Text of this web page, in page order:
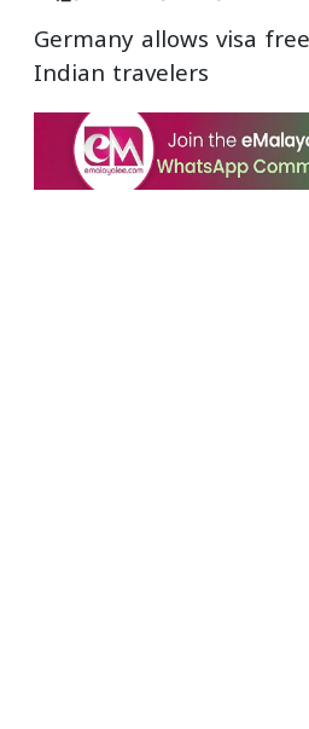
Germany allows visa
Indian travelers